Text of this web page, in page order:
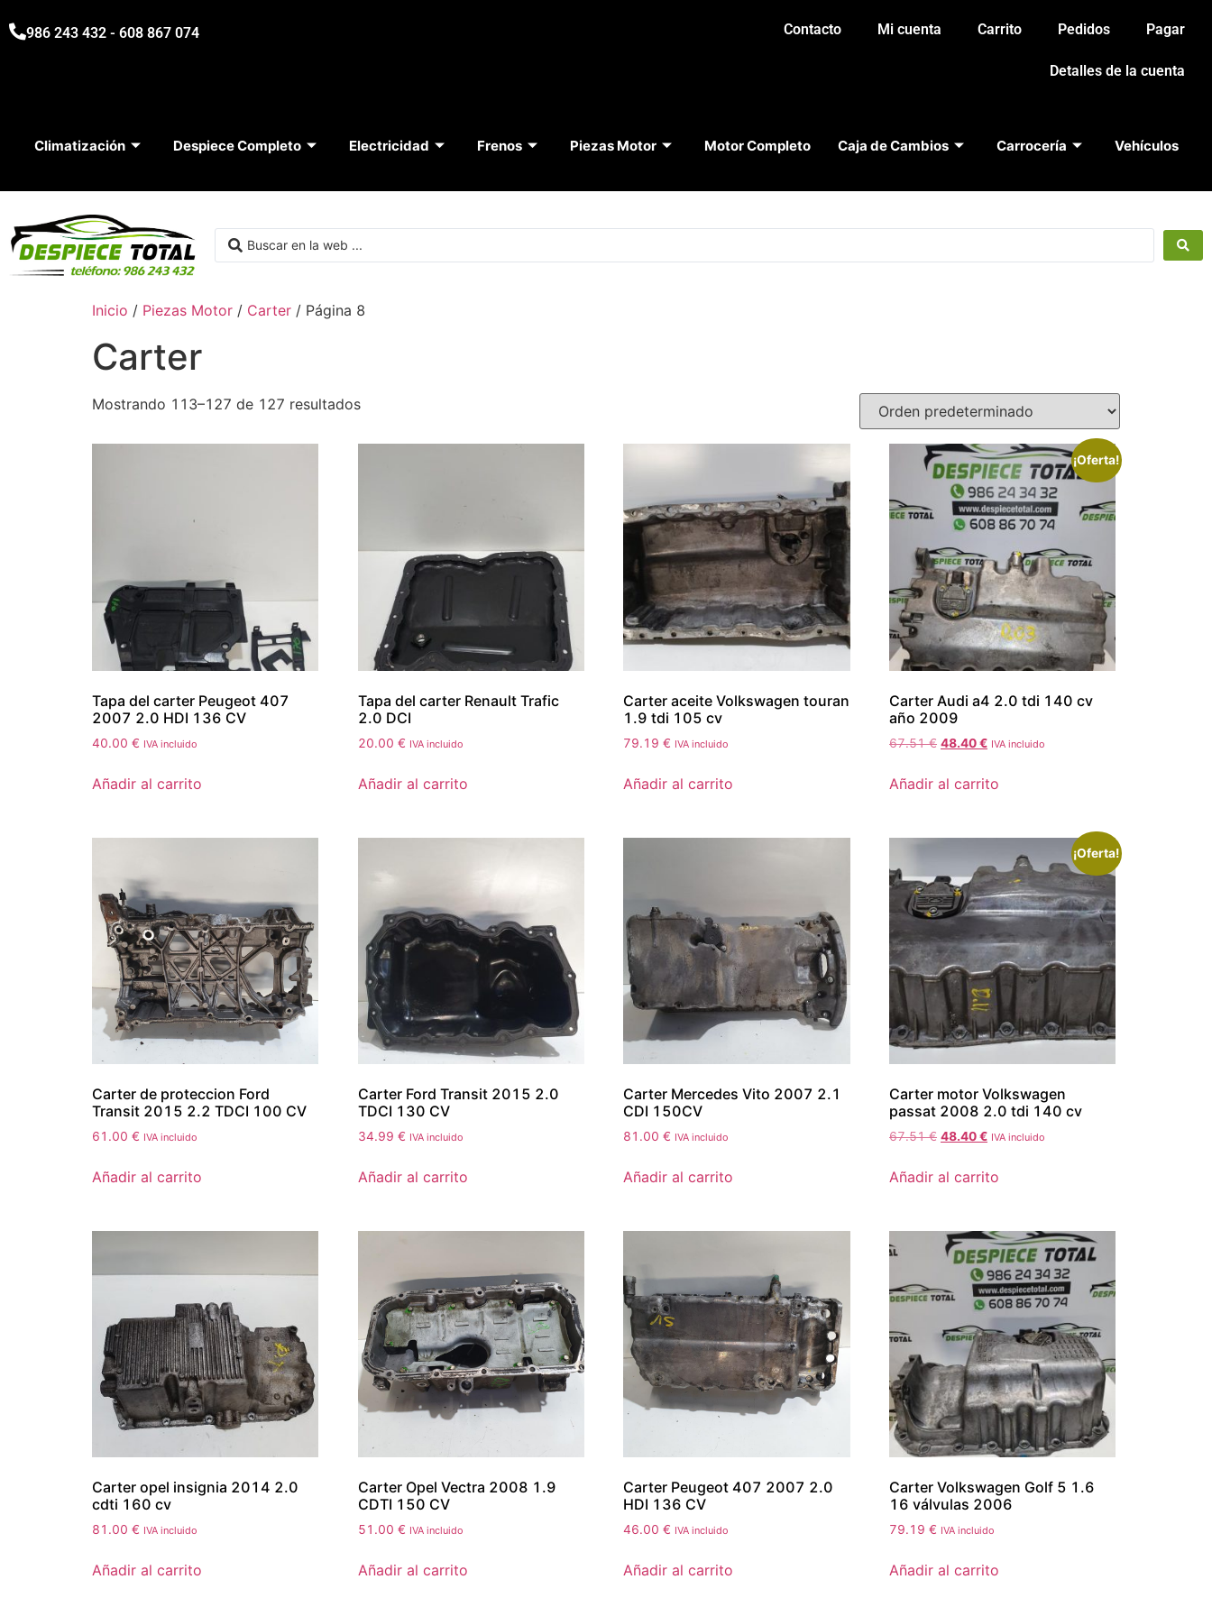
986 243 432 - 608 867 074 Contacto Mi cuenta Carrito Pedidos Pagar
Detalles de la cuenta
Climatización Despiece Completo Electricidad Frenos Piezas Motor Motor Completo Caja de Cambios Carrocería Vehículos
Inicio / Piezas Motor / Carter / Página 8
Carter
Mostrando 113–127 de 127 resultados
Tapa del carter Peugeot 407
2007 2.0 HDI 136 CV
40.00 € IVA incluido
Añadir al carrito
Tapa del carter Renault Trafic
2.0 DCI
20.00 € IVA incluido
Añadir al carrito
Carter aceite Volkswagen touran
1.9 tdi 105 cv
79.19€ IVA incluido
Añadir al carrito
¡Oferta!
Carter Audi a4 2.0 tdi 140 cv
año 2009
67.51€ 48.40€ IVA incluido
Añadir al carrito
Carter de proteccion Ford
Transit 2015 2.2 TDCI 100 CV
61.00 € IVA incluido
Añadir al carrito
Carter Ford Transit 2015 2.0
TDCI 130 CV
34.99 € IVA incluido
Añadir al carrito
Carter Mercedes Vito 2007 2.1
CDI 150CV
81.00€ IVA incluido
Añadir al carrito
¡Oferta!
Carter motor Volkswagen
passat 2008 2.0 tdi 140 cv
67.51€ 48.40€ IVA incluido
Añadir al carrito
Carter opel insignia 2014 2.0
cdti 160 cv
81.00 € IVA incluido
Añadir al carrito
Carter Opel Vectra 2008 1.9
CDTI 150 CV
51.00 € IVA incluido
Añadir al carrito
Carter Peugeot 407 2007 2.0
HDI 136 CV
46.00€ IVA incluido
Añadir al carrito
Carter Volkswagen Golf 5 1.6
16 válvulas 2006
79.19€ IVA incluido
Añadir al carrito